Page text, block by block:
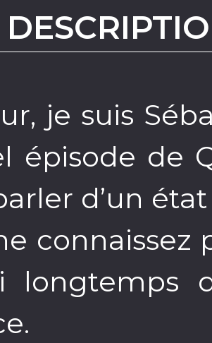
je suis
épisode de
d’un
connaissez
longtemps